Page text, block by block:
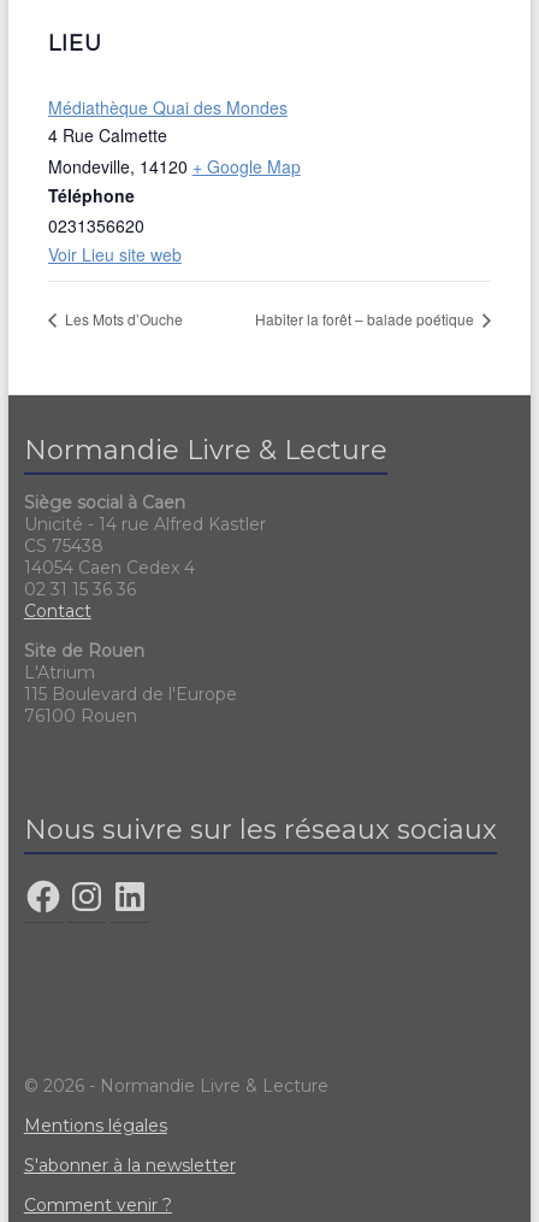
LIEU
Médiathèque Quai des Mondes
4 Rue Calmette
Mondeville, 14120 + Google Map
Téléphone
0231356620
Voir Lieu site web
Les Mots d’Ouche Habiter la forêt – balade poétique
Normandie Livre & Lecture
Siège social à Caen
Unicité - 14 rue Alfred Kastler
CS 75438
14054 Caen Cedex 4
02 31 15 36 36
Contact
Site de Rouen
L'Atrium
115 Boulevard de l'Europe
76100 Rouen
Nous suivre sur les réseaux sociaux
© 2026 - Normandie Livre & Lecture
Mentions légales
S'abonner à la newsletter
Comment venir ?